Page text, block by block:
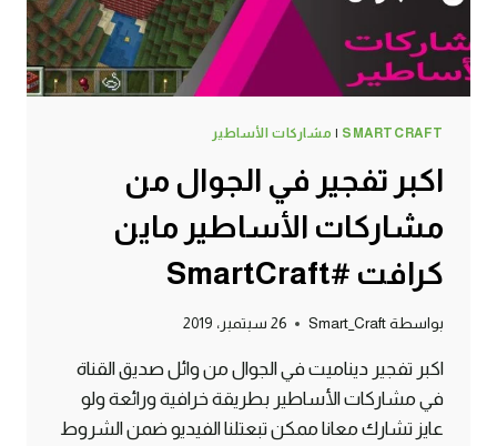
SMARTCRAFT
| مشاركات الأساطير
اكبر تفجير في الجوال من
مشاركات الأساطير ماين
كرافت #SmartCraft
بواسطة Smart_Craft 26 سبتمبر، 2019
اكبر تفجير ديناميت في الجوال من وائل صديق القناة
في مشاركات الأساطير بطريقة خرافية ورائعة ولو
عايز تشارك معانا ممكن تبعتلنا الفيديو ضمن الشروط